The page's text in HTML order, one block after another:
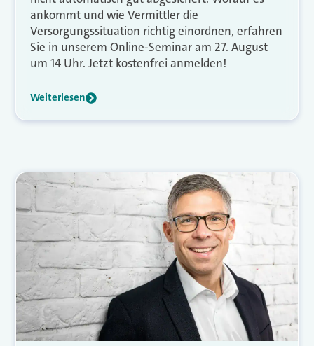
ankommt und wie Vermittler die
Versorgungssituation richtig einordnen, erfahren
Sie in unserem Online-Seminar am 27. August
um 14 Uhr. Jetzt kostenfrei anmelden!
Weiterlesen